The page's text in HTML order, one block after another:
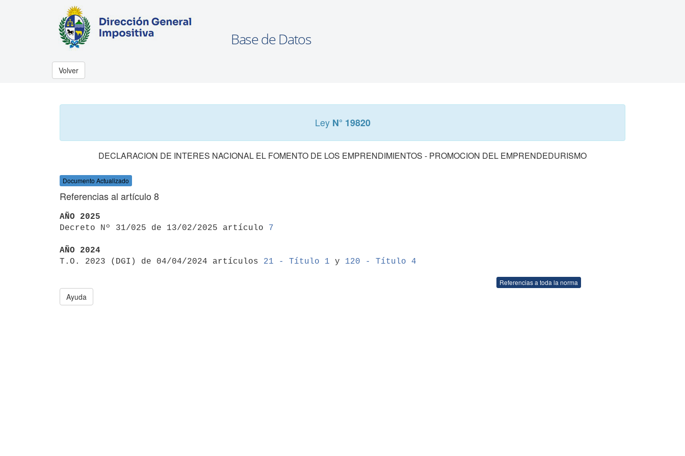
Volver
Ley N° 19820
DECLARACION DE INTERES NACIONAL EL FOMENTO DE LOS EMPRENDIMIENTOS - PROMOCION DEL EMPRENDEDURISMO
Documento Actualizado
Referencias al artículo 8
AÑO 2025
Decreto Nº 31/025 de 13/02/2025 artículo 7
AÑO 2024
T.O. 2023 (DGI) de 04/04/2024 artículos 21 - Título 1 y 120 - Título 4
Referencias a toda la norma
Ayuda